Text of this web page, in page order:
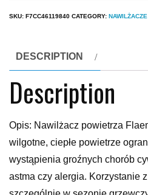
SKU: F7CC46119840 CATEGORY: NAWILŻACZE
DESCRIPTION
Description
Opis: Nawilżacz powietrza
wilgotne, ciepłe powietrze
wystąpienia groźnych chorób
astma czy alergia. Korzystanie